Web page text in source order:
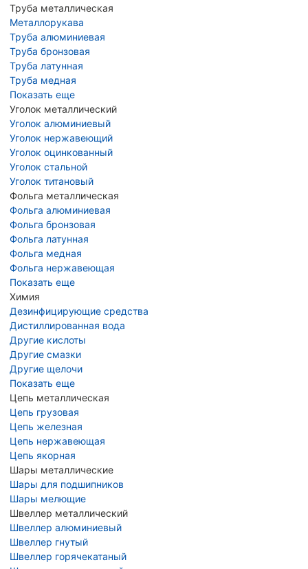
Труба металлическая
Металлорукава
Труба алюминиевая
Труба бронзовая
Труба латунная
Труба медная
Показать еще
Уголок металлический
Уголок алюминиевый
Уголок нержавеющий
Уголок оцинкованный
Уголок стальной
Уголок титановый
Фольга металлическая
Фольга алюминиевая
Фольга бронзовая
Фольга латунная
Фольга медная
Фольга нержавеющая
Показать еще
Химия
Дезинфицирующие средства
Дистиллированная вода
Другие кислоты
Другие смазки
Другие щелочи
Показать еще
Цепь металлическая
Цепь грузовая
Цепь железная
Цепь нержавеющая
Цепь якорная
Шары металлические
Шары для подшипников
Шары мелющие
Швеллер металлический
Швеллер алюминиевый
Швеллер гнутый
Швеллер горячекатаный